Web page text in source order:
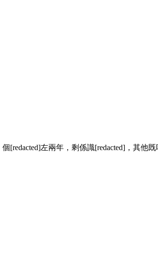
左兩年，剩係識[redacted]，其他